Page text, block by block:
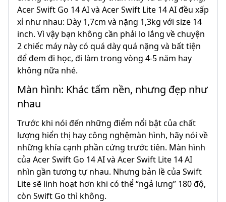
Acer Swift Go 14 AI và Acer Swift Lite 14 AI đều xấp
xỉ như nhau: Dày 1,7cm và nặng 1,3kg với size 14
inch. Vì vậy bạn không cần phải lo lắng về chuyện
2 chiếc máy này có quá dày quá nặng và bất tiện
để đem đi học, đi làm trong vòng 4-5 năm hay
không nữa nhé.
Màn hình: Khác tấm nền, nhưng đẹp như
nhau
Trước khi nói đến những điểm nổi bật của chất
lượng hiển thị hay công nghệmàn hình, hãy nói về
những khía cạnh phần cứng trước tiên. Màn hình
của Acer Swift Go 14 AI và Acer Swift Lite 14 AI
nhìn gần tương tự nhau. Nhưng bản lề của Swift
Lite sẽ linh hoạt hơn khi có thể “ngả lưng” 180 độ,
còn Swift Go thì không.